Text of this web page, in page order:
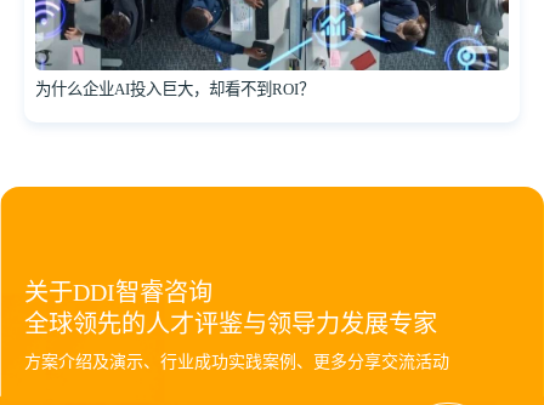
为什么企业AI投入巨大，却看不到ROI？
关于DDI智睿咨询
全球领先的人才评鉴与领导力发展专家
方案介绍及演示、行业成功实践案例、更多分享交流活动